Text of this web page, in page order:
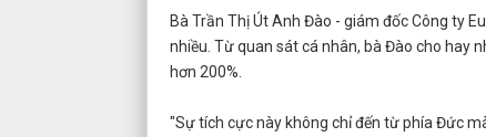
Bà Trần Thị Út Anh Đào - giám đốc Công ty
nhiều. Từ quan sát cá nhân, bà Đào cho hay
hơn 200%.
"Sự tích cực này không chỉ đến từ phía Đức